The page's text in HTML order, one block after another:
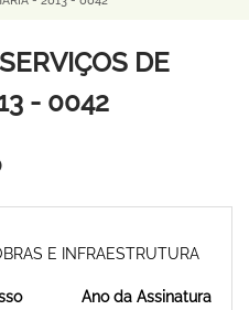
DE
- 0042
E INFRAESTRUTURA
Ano da Assinatura